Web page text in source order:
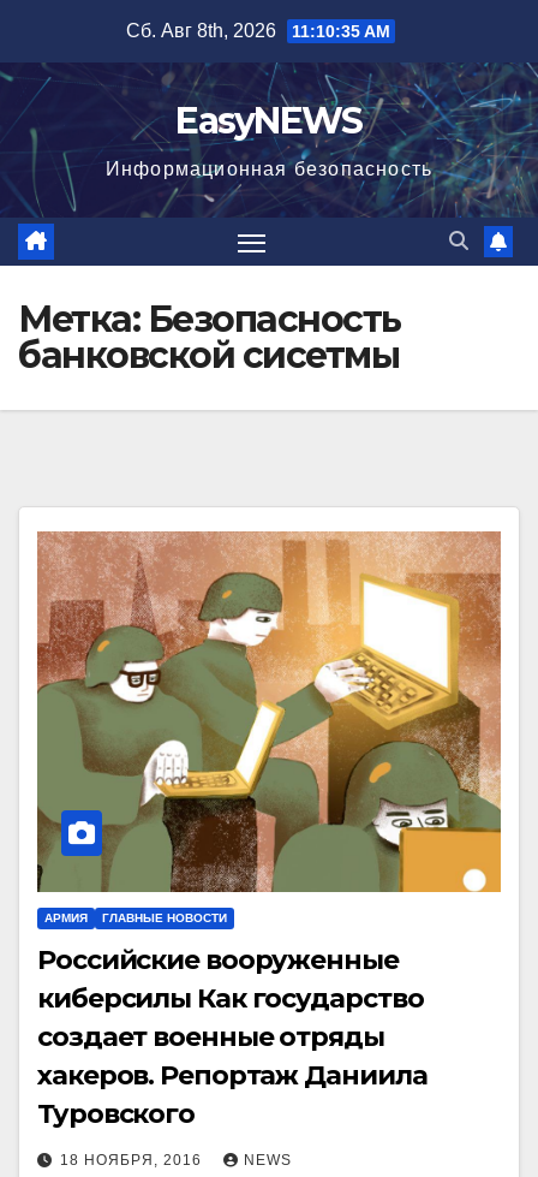
содержимому
Сб. Авг 8th, 2026 11:10:36 AM
EasyNEWS
Информационная безопаcность
Метка: Безопасность
банковской сисетмы
АРМИЯ ГЛАВНЫЕ НОВОСТИ
Российские вооруженные
киберсилы Как государство
создает военные отряды
хакеров. Репортаж Даниила
Туровского
18 НОЯБРЯ, 2016 NEWS